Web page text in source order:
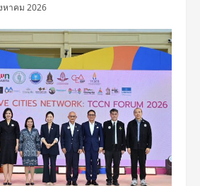
หาคม 2026